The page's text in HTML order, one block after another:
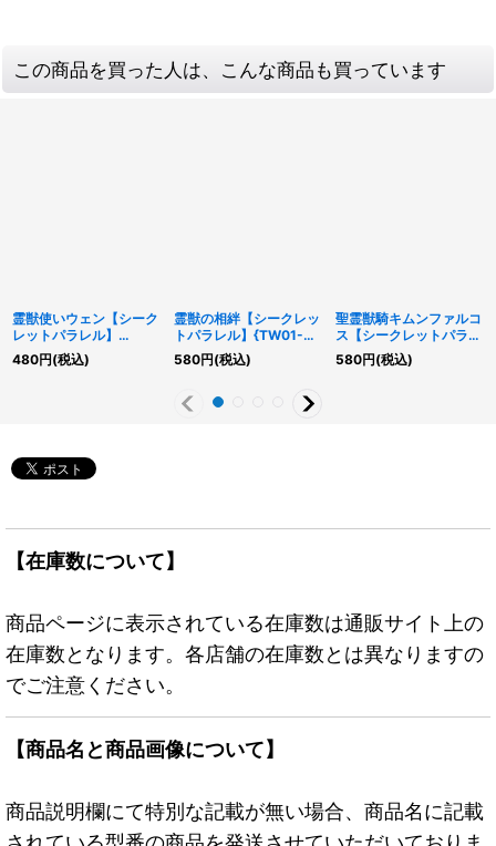
この商品を買った人は、こんな商品も買っています
霊獣使いウェン【シーク
レットパラレル】
{TW01-JP128}《モン
スター》
480円(税込)
霊獣の相絆【シークレッ
トパラレル】{TW01-
JP141}《魔法》
580円(税込)
聖霊獣騎キムンファルコ
ス【シークレットパラレ
ル】{TW01-JP140}
《リンク》
580円(税込)
【在庫数について】
商品ページに表示されている在庫数は通販サイト上の
在庫数となります。各店舗の在庫数とは異なりますの
でご注意ください。
【商品名と商品画像について】
商品説明欄にて特別な記載が無い場合、商品名に記載